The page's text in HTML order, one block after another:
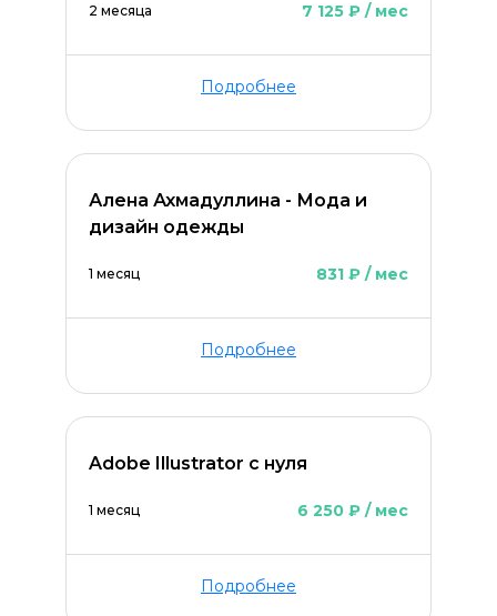
2 месяца 7 125 ₽ / мес
Подробнее
Алена Ахмадуллина - Мода и
дизайн одежды
1 месяц 831 ₽ / мес
Подробнее
Adobe Illustrator с нуля
1 месяц 6 250 ₽ / мес
Подробнее